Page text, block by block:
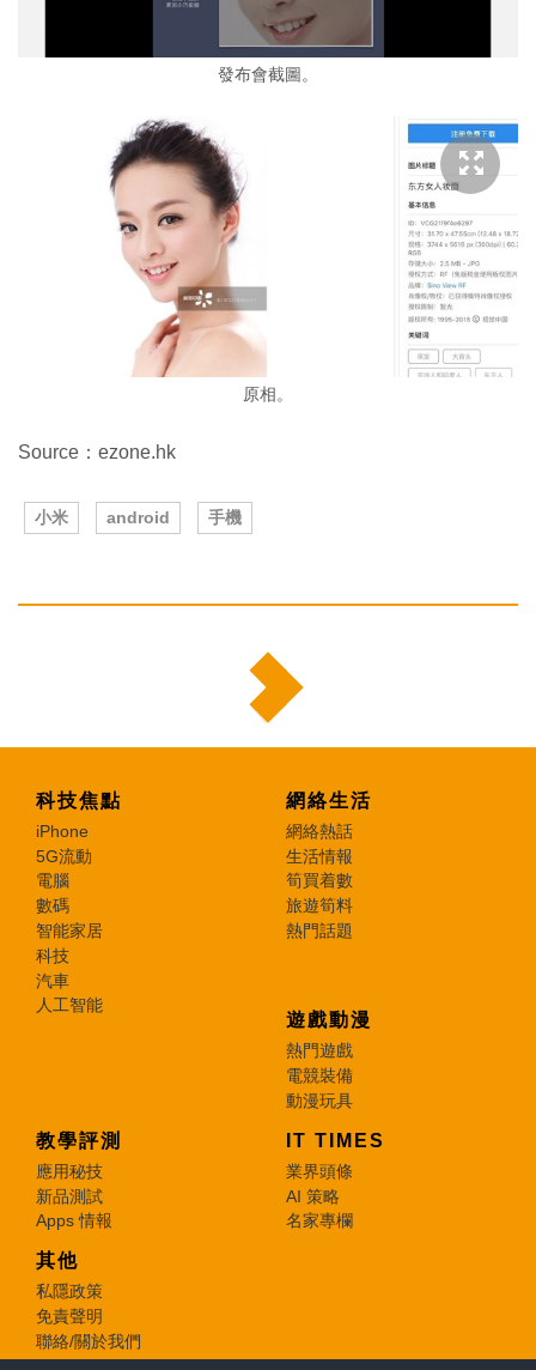
發布會截圖。
原相。
Source：ezone.hk
小米 android 手機
科技焦點
iPhone
5G流動
電腦
數碼
智能家居
科技
汽車
人工智能
網絡生活
網絡熱話
生活情報
筍買着數
旅遊筍料
熱門話題
遊戲動漫
熱門遊戲
電競裝備
動漫玩具
教學評測
應用秘技
新品測試
Apps 情報
IT TIMES
業界頭條
AI 策略
名家專欄
其他
私隱政策
免責聲明
聯絡/關於我們